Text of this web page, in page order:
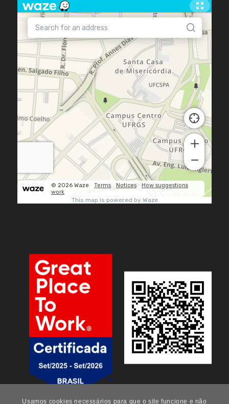
Usamos cookies necessários para que o site funcione e não